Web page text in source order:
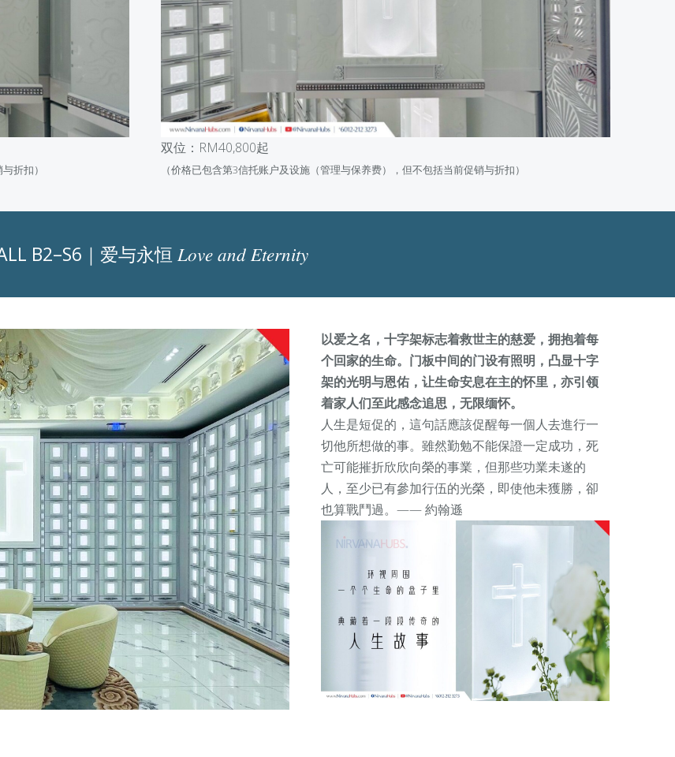
折扣）
双位：RM40,800起
（价格已包含第3信托账户及设施（管理与保养费），但不包括当前促销与折扣）
B2–S6｜爱与永恒 𝐿𝑜𝑣𝑒 𝑎𝑛𝑑 𝐸𝑡𝑒𝑟𝑛𝑖𝑡𝑦
以爱之名，十字架标志着救世主的慈爱，拥抱着每
个回家的生命。门板中间的门设有照明，凸显十字
架的光明与恩佑，让生命安息在主的怀里，亦引领
着家人们至此感念追思，无限缅怀。
人生是短促的，這句話應該促醒每一個人去進行一
切他所想做的事。雖然勤勉不能保證一定成功，死
亡可能摧折欣欣向榮的事業，但那些功業未遂的
人，至少已有參加行伍的光榮，即使他未獲勝，卻
也算戰鬥過。—— 約翰遜